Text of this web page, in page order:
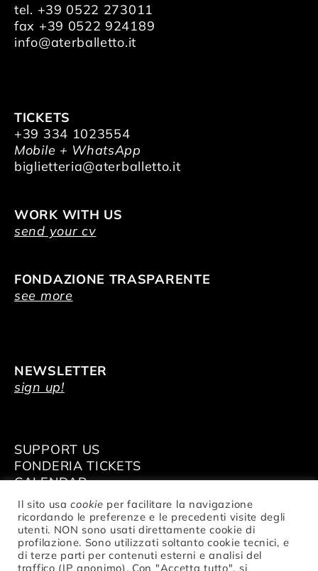
tel. +39 0522 273011
fax +39 0522 924189
info@aterballetto.it
TICKETS
+39 334 1023554
Mobile + WhatsApp
biglietteria@aterballetto.it
WORK WITH US
send your cv
FONDAZIONE TRASPARENTE
see more
NEWSLETTER
sign up!
SUPPORT US
FONDERIA TICKETS
CALENDAR
VENUE HIRE
Il sito usacookie per facilitare la navigazione
ricordando le preferenze e le precedenti visite degli
utenti. NON sono usati direttamente cookie di
profilazione. Sono utilizzati soltanto cookie tecnici, e
di terze parti per contenuti esterni e analisi del
traffico (IP anonimo). Con "Accetta tutto", si